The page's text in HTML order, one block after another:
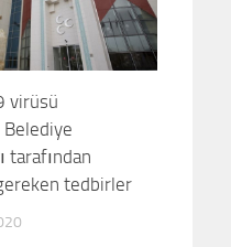
virüsü
tarafından
tedbirler